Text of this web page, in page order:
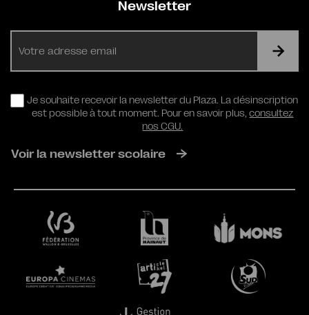
Newsletter
RGPD
Je souhaite recevoir la newsletter du Plaza. La désinscription
est possible à tout moment. Pour en savoir plus,consultez
nos CGU.
Voir la newsletter scolaire